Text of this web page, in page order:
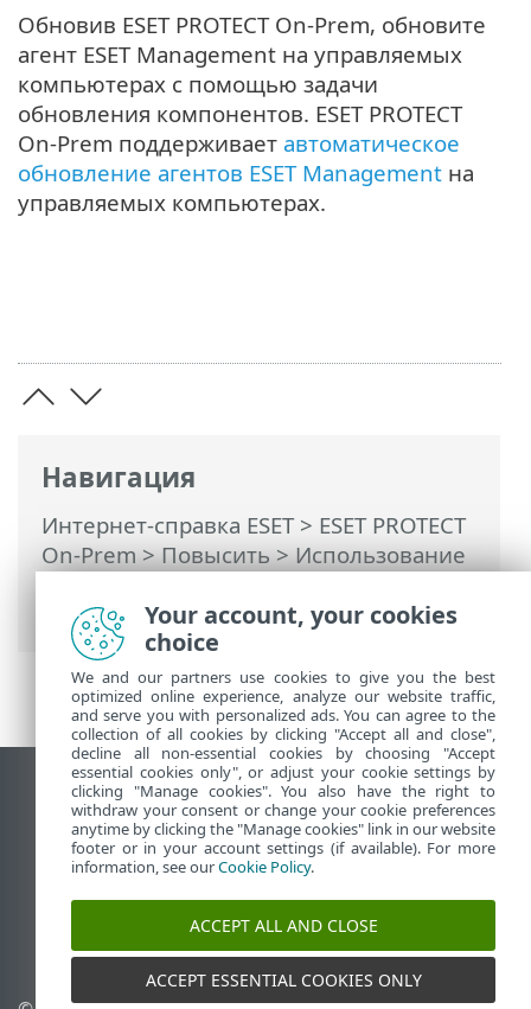
Навигация
Интернет-справка ESET> ESET PROTECT
On-Prem>Повысить> Использование
PROTECT On-Prem 12.1 для обновления
Обновив ESET PROTECT On-Prem, обновите
агент ESET Management на управляемых
компьютерах с помощью задачи
обновления компонентов. ESET PROTECT
On-Prem поддерживает автоматическое
обновление агентов ESET Management на
управляемых компьютерах.
Использовать сайт для ПК
End of Life
База знаний ESET
ESET Status Portal
Региональная поддержка
Your account, your cookies
choice
We and our partners use cookies to give you the best
optimized online experience, analyze our website traffic,
and serve you with personalized ads. You can agree to the
collection of all cookies by clicking "Accept all and close",
decline all non-essential cookies by choosing "Accept
essential cookies only", or adjust your cookie settings by
clicking "Manage cookies". You also have the right to
withdraw your consent or change your cookie preferences
anytime by clicking the "Manage cookies" link in our website
footer or in your account settings (if available). For more
information, see ourCookie Policy.
ACCEPT ALL AND CLOSE
ACCEPT ESSENTIAL COOKIES ONLY